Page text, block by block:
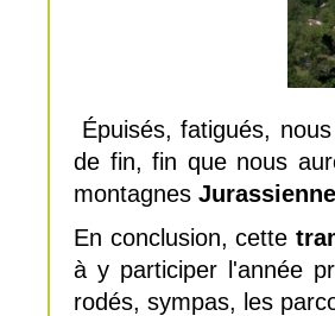
Épuisés, fatigués,
de fin, fin que nous
montagnes
En conclusion, cette
à y participer l'année
rodés, sympas, les